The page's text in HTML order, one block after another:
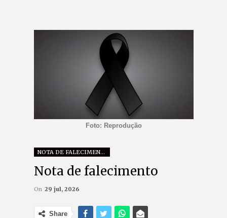
Foto: Reprodução
NOTA DE FALECIMENTO
Nota de falecimento
On 29 jul, 2026
Share